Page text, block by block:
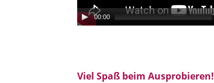
00:00
Viel Spaß beim Ausprobieren!